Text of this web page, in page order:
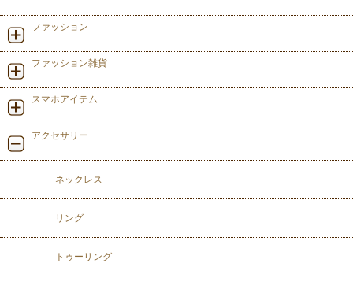
ファッション
ファッション雑貨
スマホアイテム
アクセサリー
ネックレス
リング
トゥーリング